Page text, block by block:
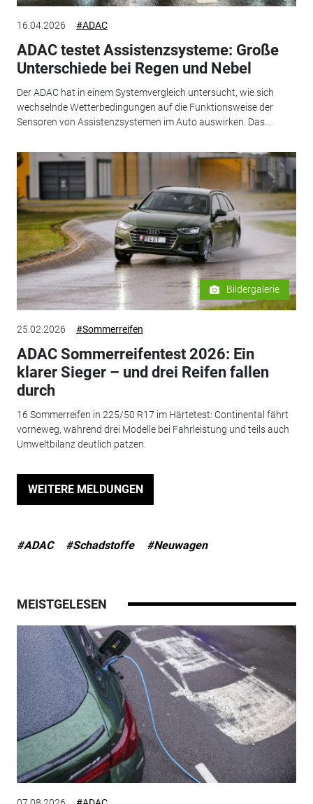
16.04.2026 #ADAC
ADAC testet Assistenzsysteme: Große
Unterschiede bei Regen und Nebel
Der ADAC hat in einem Systemvergleich untersucht, wie sich
wechselnde Wetterbedingungen auf die Funktionsweise der
Sensoren von Assistenzsystemen im Auto auswirken. Das...
Bildergalerie
25.02.2026 #Sommerreifen
ADAC Sommerreifentest 2026: Ein
klarer Sieger – und drei Reifen fallen
durch
16 Sommerreifen in 225/50 R17 im Härtetest: Continental fährt
vorneweg, während drei Modelle bei Fahrleistung und teils auch
Umweltbilanz deutlich patzen.
WEITERE MELDUNGEN
#ADAC #Schadstoffe #Neuwagen
MEISTGELESEN